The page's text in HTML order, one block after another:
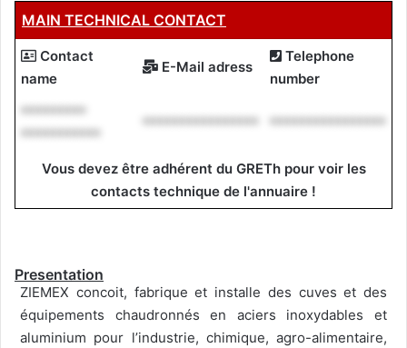
MAIN TECHNICAL CONTACT
Contact
name
E-Mail adress
Telephone
number
*********
***********
**************** ****************
Vous devez être adhérent du GRETh pour voir les
contacts technique de l'annuaire !
Presentation
ZIEMEX concoit, fabrique et installe des cuves et des
équipements chaudronnés en aciers inoxydables et
aluminium pour l’industrie, chimique, agro-alimentaire,